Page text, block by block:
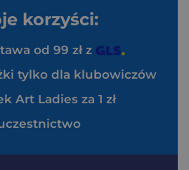
korzyści:
od 99 zł z
tylko dla klubowiczów
Art Ladies za 1 zł